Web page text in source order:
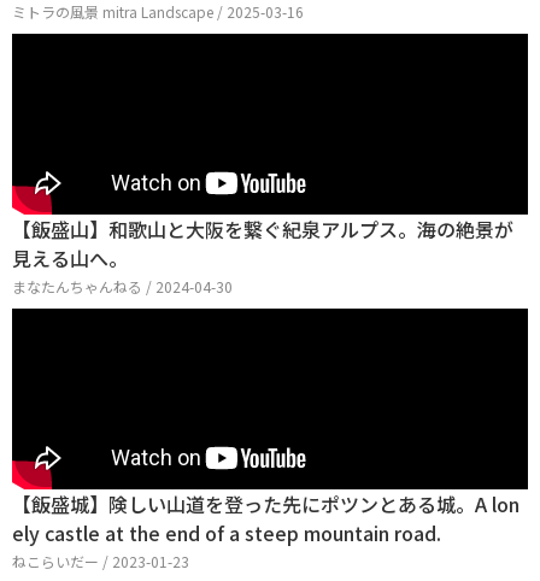
ミトラの風景 mitra Landscape / 2025-03-16
【飯盛山】和歌山と大阪を繋ぐ紀泉アルプス。海の絶景が
見える山へ。
まなたんちゃんねる / 2024-04-30
【飯盛城】険しい山道を登った先にポツンとある城。A lon
ely castle at the end of a steep mountain road.
ねこらいだー / 2023-01-23